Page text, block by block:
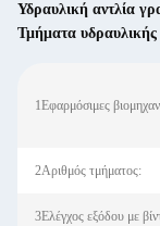
Υδραυλική αντλία
Τμήματα
1Εφαρμόσιμες
2Αριθμός τμήματος:
3Ελέγχος εξόδου με